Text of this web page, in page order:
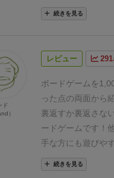
リー嗜好でゲーム
～Dの4種類あり毎
ゲームが終わるの
とまた違った面白
立ってパッと理解
い年齢層で楽しめ
続きを見る
レビュー 291
ボードゲームを
った点の両面から
裏返すか裏返さな
ードゲームです！
手な方にも遊びや
なのか、ちょっと
ム初心者の方も楽
続きを見る
ド
）